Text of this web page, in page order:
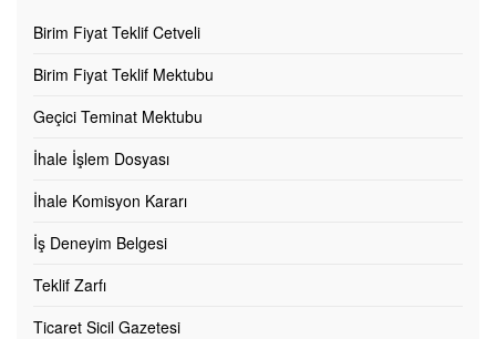
Birim Fiyat Teklif Cetveli
Birim Fiyat Teklif Mektubu
Geçici Teminat Mektubu
İhale İşlem Dosyası
İhale Komisyon Kararı
İş Deneyim Belgesi
Teklif Zarfı
Ticaret Sicil Gazetesi